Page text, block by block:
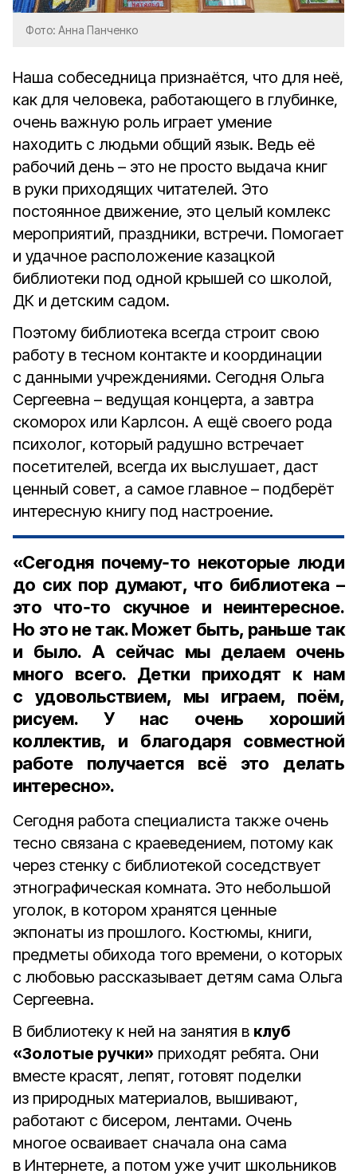
Фото: Анна Панченко
Наша собеседница признаётся, что для неё,
как для человека, работающего в глубинке,
очень важную роль играет умение
находить с людьми общий язык. Ведь её
рабочий день – это не просто выдача книг
в руки приходящих читателей. Это
постоянное движение, это целый комлекс
мероприятий, праздники, встречи. Помогает
и удачное расположение казацкой
библиотеки под одной крышей со школой,
ДК и детским садом.
Поэтому библиотека всегда строит свою
работу в тесном контакте и координации
с данными учреждениями. Сегодня Ольга
Сергеевна – ведущая концерта, а завтра
скоморох или Карлсон. А ещё своего рода
психолог, который радушно встречает
посетителей, всегда их выслушает, даст
ценный совет, а самое главное – подберёт
интересную книгу под настроение.
«Сегодня почему‑то некоторые люди
до сих пор думают, что библиотека –
это что‑то скучное и неинтересное.
Но это не так. Может быть, раньше так
и было. А сейчас мы делаем очень
много всего. Детки приходят к нам
с удовольствием, мы играем, поём,
рисуем. У нас очень хороший
коллектив, и благодаря совместной
работе получается всё это делать
интересно».
Сегодня работа специалиста также очень
тесно связана с краеведением, потому как
через стенку с библиотекой соседствует
этнографическая комната. Это небольшой
уголок, в котором хранятся ценные
экпонаты из прошлого. Костюмы, книги,
предметы обихода того времени, о которых
с любовью рассказывает детям сама Ольга
Сергеевна.
В библиотеку к ней на занятия в клуб
«Золотые ручки» приходят ребята. Они
вместе красят, лепят, готовят поделки
из природных материалов, вышивают,
работают с бисером, лентами. Очень
многое осваивает сначала она сама
в Интернете, а потом уже учит школьников